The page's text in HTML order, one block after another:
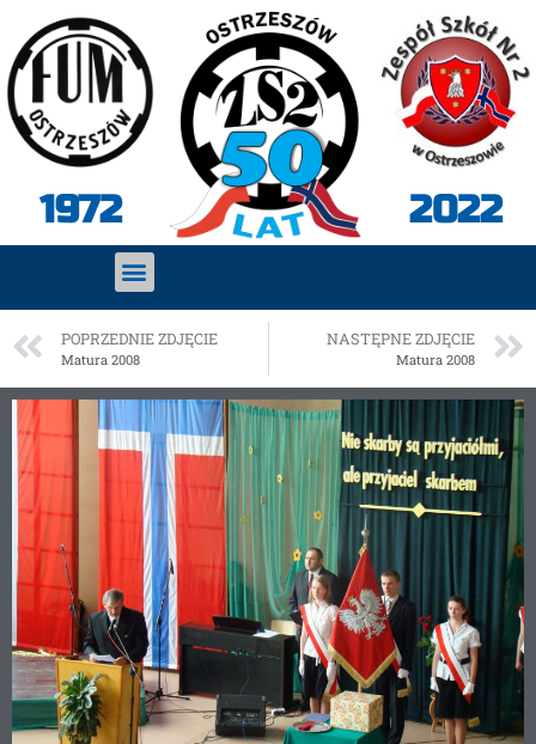
1972 2022
POPRZEDNIE ZDJĘCIE
Matura 2008
NASTĘPNE ZDJĘCIE
Matura 2008